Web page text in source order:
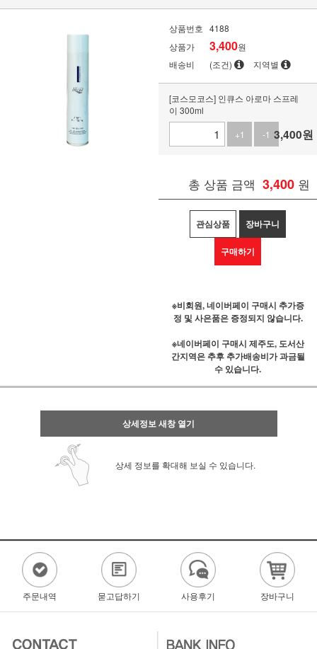
상품번호 4188
상품가
3,400원
배송비
(조건) 지역별
[코스모코스] 인큐스 아로마 스프레
이 300ml
+1
-1 3,400원
총 상품 금액 3,400 원
관심상품 장바구니
구매하기
※비회원, 네이버페이 구매시 추가증
정 및 사은품은 증정되지 않습니다.
※네이버페이 구매시 제주도, 도서산
간지역은 추후 추가배송비가 과금될
수 있습니다.
상세정보 새창 열기
상세 정보를 확대해 보실 수 있습니다.
주문내역 묻고답하기 사용후기 장바구니